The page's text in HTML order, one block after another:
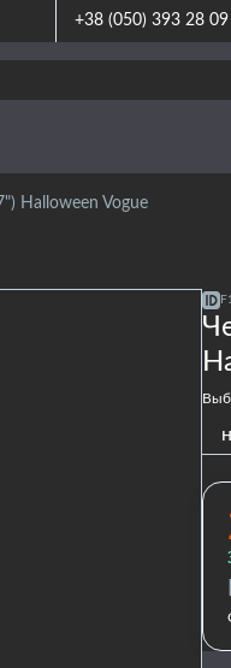
+38 (050) 393 28 09
Halloween Vogue